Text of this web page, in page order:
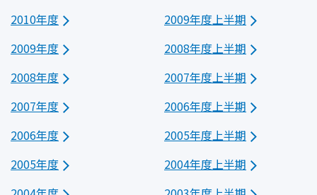
2010年度
2009年度上半期
2009年度
2008年度上半期
2008年度
2007年度上半期
2007年度
2006年度上半期
2006年度
2005年度上半期
2005年度
2004年度上半期